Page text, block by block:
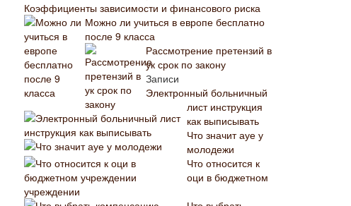
Коэффициенты зависимости и финансового риска
Можно ли учиться в европе бесплатно
после 9 класса
Рассмотрение претензий в
ук срок по закону
Записи
Электронный больничный
лист инструкция
как выписывать
Что значит ауе у
молодежи
Что относится к
оци в бюджетном
учреждении